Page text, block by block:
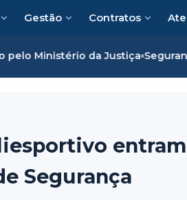
Gestão Contratos
da Justiça Segurança
Segurança